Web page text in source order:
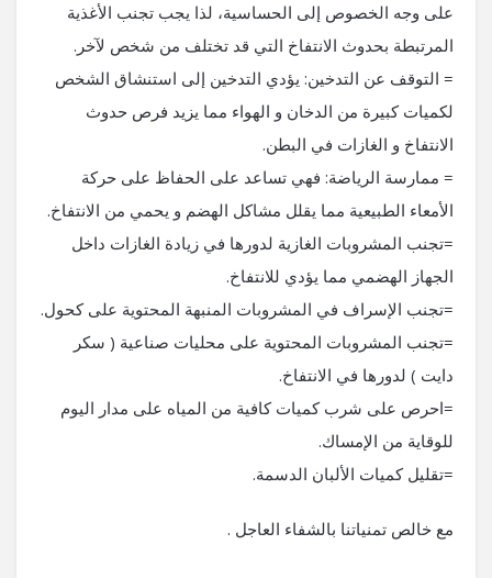
على وجه الخصوص إلى الحساسية، لذا يجب تجنب الأغذية
المرتبطة بحدوث الانتفاخ التي قد تختلف من شخص لآخر.
= التوقف عن التدخين: يؤدي التدخين إلى استنشاق الشخص
لكميات كبيرة من الدخان و الهواء مما يزيد فرص حدوث
الانتفاخ و الغازات في البطن.
= ممارسة الرياضة: فهي تساعد على الحفاظ على حركة
الأمعاء الطبيعية مما يقلل مشاكل الهضم و يحمي من الانتفاخ.
=تجنب المشروبات الغازية لدورها في زيادة الغازات داخل
الجهاز الهضمي مما يؤدي للانتفاخ.
=تجنب الإسراف في المشروبات المنبهة المحتوية على كحول.
=تجنب المشروبات المحتوية على محليات صناعية ( سكر
دايت ) لدورها في الانتفاخ.
=احرص على شرب كميات كافية من المياه على مدار اليوم
للوقاية من الإمساك.
=تقليل كميات الألبان الدسمة.
مع خالص تمنياتنا بالشفاء العاجل .